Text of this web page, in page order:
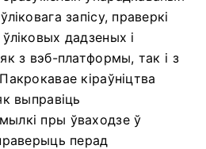
запісу, праверкі
дадзеных і
з вэб-платформы, так і з
кіраўніцтва
выправіць
пры ўваходзе ў
перад